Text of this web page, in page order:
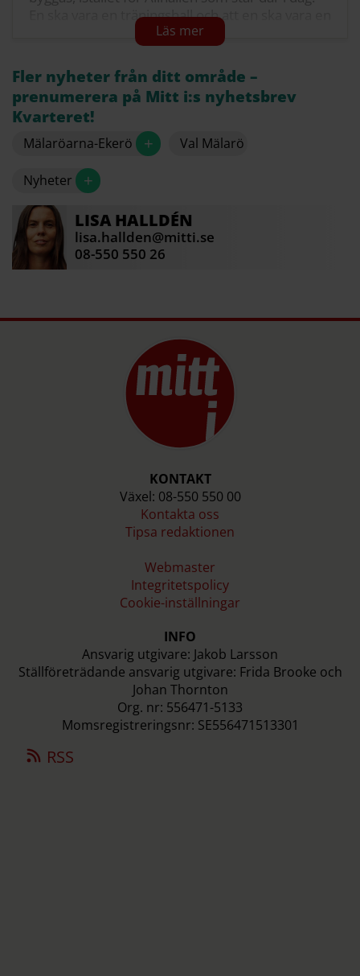
En ska vara en träningshall och att en ska vara en
förbundshall, vilket bland annat innebär att den
har läktare med plats för många och särskilda
utrymmen för domare och sjukvård.
Utöver de två hallarna ska det enligt planen
också finnas yta för bland annat dans, kafé och
räknades budgeten upp till cirka 350 miljoner,
vilket är 100 miljoner kronor mer än när den
första budgeten sattes 2019.
Att notan beräknas bli högre beror bland annat
på att Allhallen ska stå kvar när första hallen
vilket var det som budgeten utgick ifrån 2019.
Byggnadskostnader har också ökat, ett
omklädningsrum för fotbollen har nu räknats
med i planerna och att marken behöver mer
förstärkning är vad det till en början var
Fler nyheter från ditt område –
prenumerera på Mitt i:s nyhetsbrev
Kvarteret!
Mälaröarna-Ekerö + Val Mälarö
Nyheter +
LISA HALLDÉN
lisa.hallden@mitti.se
08-550 550 26
KONTAKT
Växel: 08-550 550 00
Kontakta oss
Tipsa redaktionen
Webmaster
Integritetspolicy
Cookie-inställningar
INFO
Ansvarig utgivare: Jakob Larsson
Ställföreträdande ansvarig utgivare: Frida Brooke och
Johan Thornton
Org. nr: 556471-5133
Momsregistreringsnr: SE556471513301
RSS